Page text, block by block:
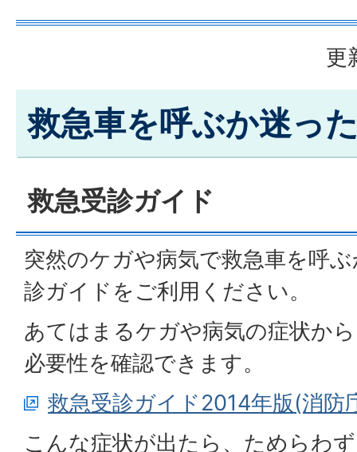
更
救急車を呼ぶか迷っ
救急受診ガイド
突然のケガや病気で救急車を呼
診ガイドをご利用ください。
あてはまるケガや病気の症状か
必要性を確認できます。
救急受診ガイド2014年版(消防
こんな症状が出たら、ためらわ